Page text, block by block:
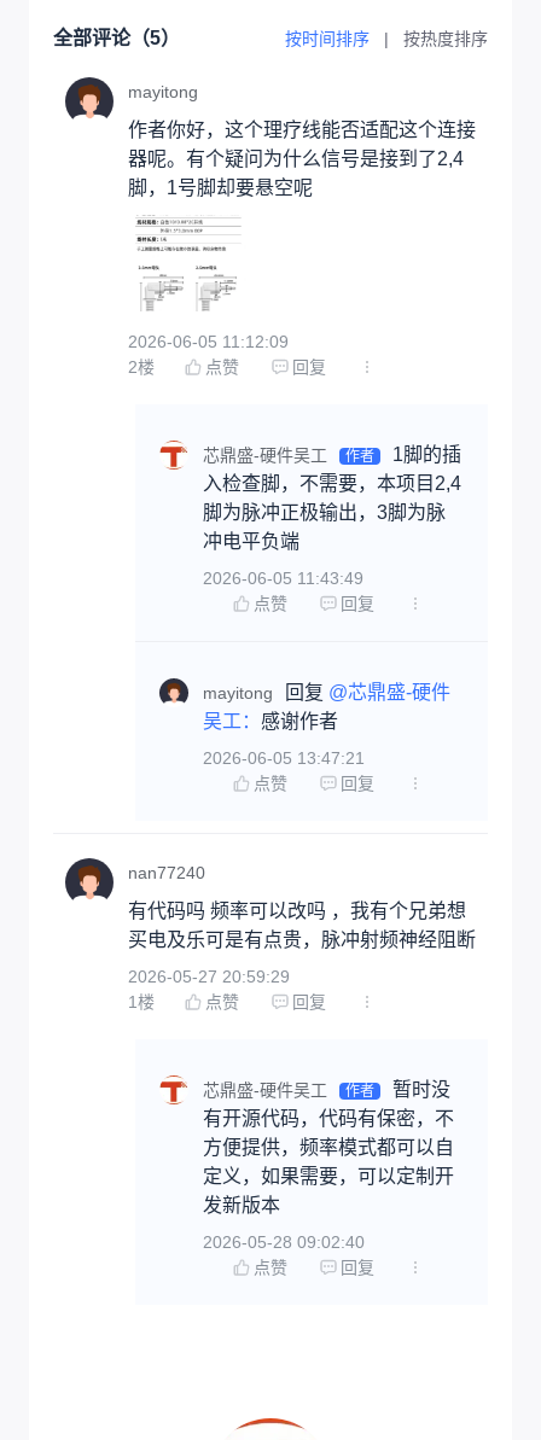
全部评论（5） 按时间排序 | 按热度排序
mayitong
作者你好，这个理疗线能否适配这个连接
器呢。有个疑问为什么信号是接到了2,4
脚，1号脚却要悬空呢
2026-06-05 11:12:09
2楼 点赞 回复
芯鼎盛-硬件吴工 作者
1脚的插
入检查脚，不需要，本项目2,4
脚为脉冲正极输出，3脚为脉
冲电平负端
2026-06-05 11:43:49
点赞
回复
mayitong 回复 @芯鼎盛-硬件
吴工： 感谢作者
2026-06-05 13:47:21
点赞
回复
nan77240
有代码吗 频率可以改吗 ，我有个兄弟想
买电及乐可是有点贵，脉冲射频神经阻断
2026-05-27 20:59:29
1楼 点赞 回复
芯鼎盛-硬件吴工 作者
暂时没
有开源代码，代码有保密，不
方便提供，频率模式都可以自
定义，如果需要，可以定制开
发新版本
2026-05-28 09:02:40
点赞
回复